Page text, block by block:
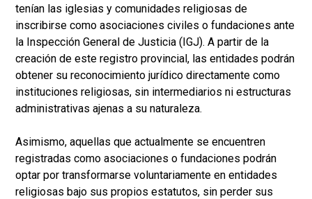
tenían las iglesias y comunidades religiosas de
inscribirse como asociaciones civiles o fundaciones ante
la Inspección General de Justicia (IGJ). A partir de la
creación de este registro provincial, las entidades podrán
obtener su reconocimiento jurídico directamente como
instituciones religiosas, sin intermediarios ni estructuras
administrativas ajenas a su naturaleza.
Asimismo, aquellas que actualmente se encuentren
registradas como asociaciones o fundaciones podrán
optar por transformarse voluntariamente en entidades
religiosas bajo sus propios estatutos, sin perder sus